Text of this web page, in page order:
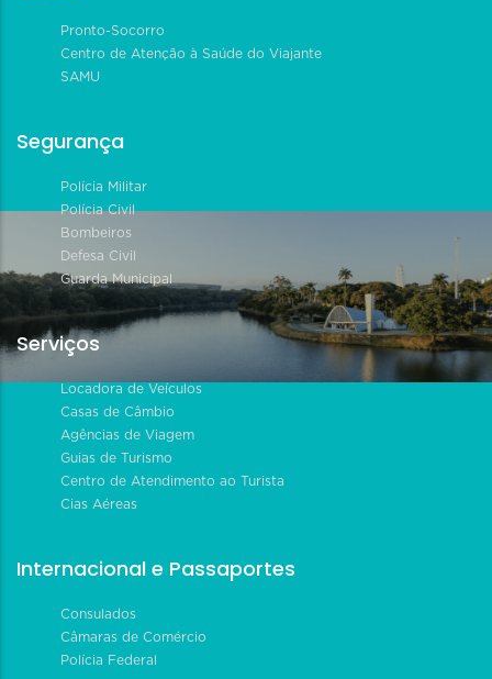
Pronto-Socorro
Centro de Atenção à Saúde do Viajante
SAMU
Segurança
Polícia Militar
Polícia Civil
Bombeiros
Defesa Civil
Guarda Municipal
Serviços
Locadora de Veículos
Casas de Câmbio
Agências de Viagem
Guias de Turismo
Centro de Atendimento ao Turista
Cias Aéreas
Internacional e Passaportes
Consulados
Câmaras de Comércio
Polícia Federal